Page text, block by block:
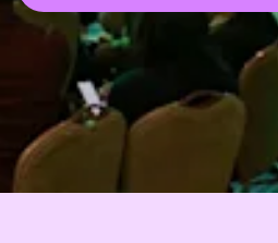
Saltar al contenido principal